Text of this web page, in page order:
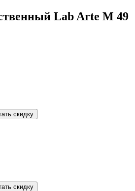
Lab Arte М 49
скидку
скидку